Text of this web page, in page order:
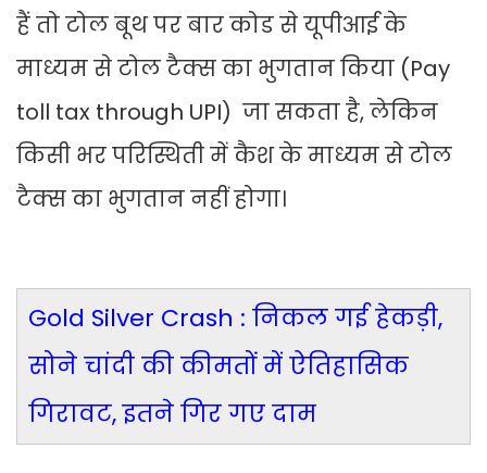
हैं तो टोल बूथ पर बार कोड से यूपीआई के
माध्यम से टोल टैक्स का भुगतान किया (Pay
toll tax through UPI) जा सकता है, लेकिन
किसी भर परिस्थिती में कैश के माध्यम से टोल
टैक्‍स का भुगतान नहीं होगा।
Gold Silver Crash : निकल गई हेकड़ी,
सोने चांदी की कीमतों में ऐतिहासिक
गिरावट, इतने गिर गए दाम